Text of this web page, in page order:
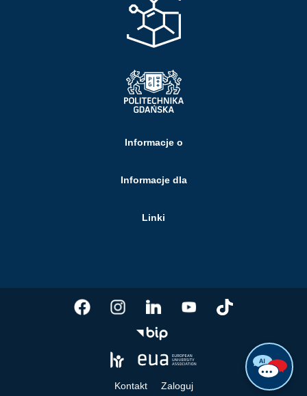
Informacje o
Informacje dla
Linki
Kontakt Zaloguj